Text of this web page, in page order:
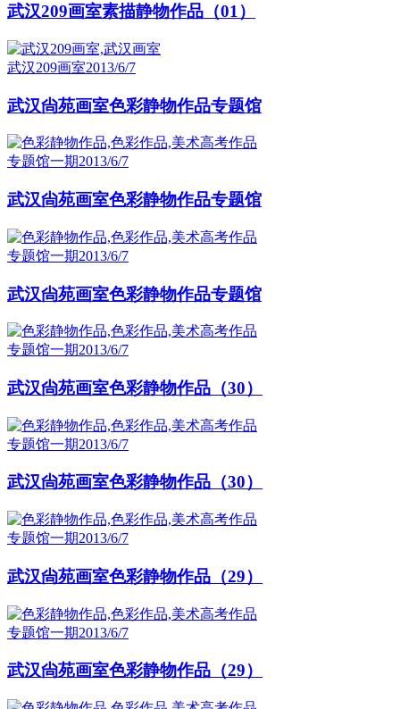
武汉209画室素描静物作品（01）
武汉209画室2013/6/7
武汉尙苑画室色彩静物作品专题馆
专题馆一期2013/6/7
武汉尙苑画室色彩静物作品专题馆
专题馆一期2013/6/7
武汉尙苑画室色彩静物作品专题馆
专题馆一期2013/6/7
武汉尙苑画室色彩静物作品（30）
专题馆一期2013/6/7
武汉尙苑画室色彩静物作品（30）
专题馆一期2013/6/7
武汉尙苑画室色彩静物作品（29）
专题馆一期2013/6/7
武汉尙苑画室色彩静物作品（29）